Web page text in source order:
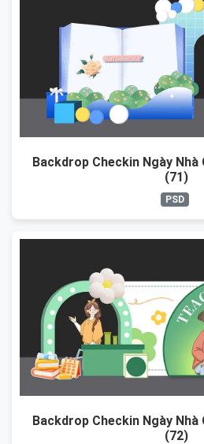
Backdrop Checkin Ngày Nhà
(71)
PSD
Backdrop Checkin Ngày Nhà
(72)